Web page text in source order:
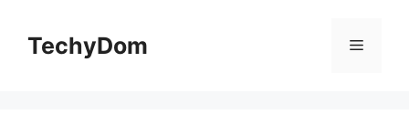
contentTechyDom Menu